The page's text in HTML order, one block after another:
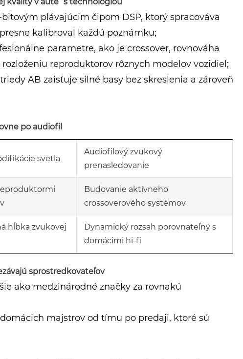
bitovým plávajúcim čipom DSP, ktorý spracováva
kalibroval každú poznámku;
parametre, ako je crossover, rovnováha
reproduktorov rôznych modelov vozidiel;
AB zaisťuje silné basy bez skreslenia a zároveň
po audiofil
svetla
Audiofilový zvukový
prenasledovanie
Budovanie aktívneho
crossoverového systémov
hĺbka zvukovej
Dynamický rozsah porovnateľný s
domácimi hi-fi
sprostredkovateľov
ako medzinárodné značky za rovnakú
majstrov od tímu po predaji, ktoré sú